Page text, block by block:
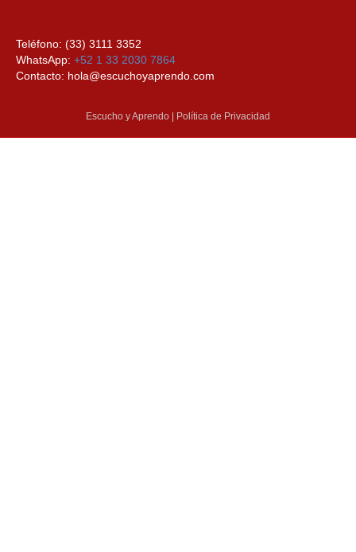
Teléfono: (33) 3111 3352
WhatsApp: +52 1 33 2030 7864
Contacto: hola@escuchoyaprendo.com
Escucho y Aprendo | Política de Privacidad